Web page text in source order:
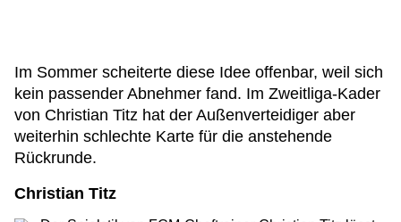
Im Sommer scheiterte diese Idee offenbar, weil sich
kein passender Abnehmer fand. Im Zweitliga-Kader
von Christian Titz hat der Außenverteidiger aber
weiterhin schlechte Karte für die anstehende
Rückrunde.
Christian Titz